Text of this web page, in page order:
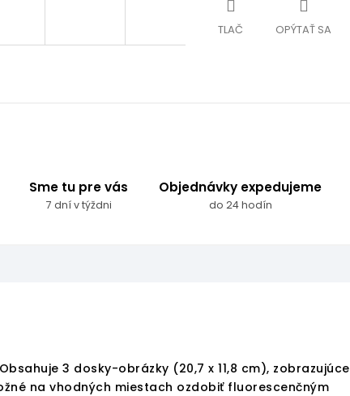
TLAČ OPÝTAŤ SA
Sme tu pre vás
7 dní v týždni
Objednávky expedujeme
do 24 hodín
Obsahuje 3 dosky-obrázky (20,7 x 11,8 cm), zobrazujúce
na vhodných miestach ozdobiť fluorescenčným